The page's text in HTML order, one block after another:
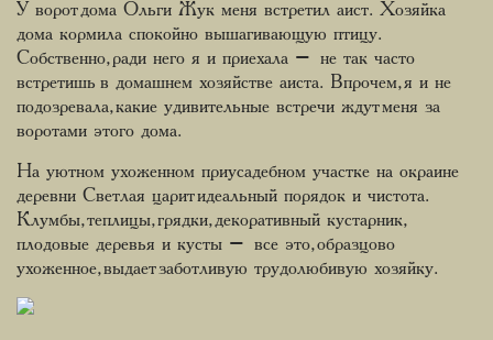
У ворот дома Ольги Жук меня встретил аист. Хозяйка
дома кормила спокойно вышагивающую птицу.
Собственно, ради него я и приехала – не так часто
встретишь в домашнем хозяйстве аиста. Впрочем, я и не
подозревала, какие удивительные встречи ждут меня за
воротами этого дома.
На уютном ухоженном приусадебном участке на окраине
деревни Светлая царит идеальный порядок и чистота.
Клумбы, теплицы, грядки, декоративный кустарник,
плодовые деревья и кусты – все это, образцово
ухоженное, выдает заботливую трудолюбивую хозяйку.